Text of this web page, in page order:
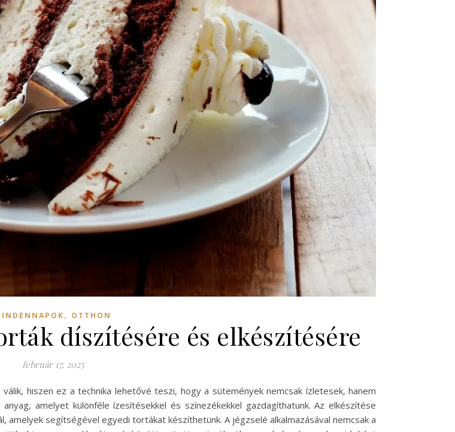
, OTTHON
díszítésére és elkészítésére
február 17, 2025
hiszen ez a technika lehetővé teszi, hogy a sütemények nemcsak ízletesek, hanem
amelyet különféle ízesítésekkel és színezékekkel gazdagíthatunk. Az elkészítése
segítségével egyedi tortákat készíthetünk. A jégzselé alkalmazásával nemcsak a